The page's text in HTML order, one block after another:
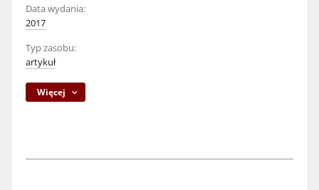
Data wydania:
2017
Typ zasobu:
artykuł
Więcej